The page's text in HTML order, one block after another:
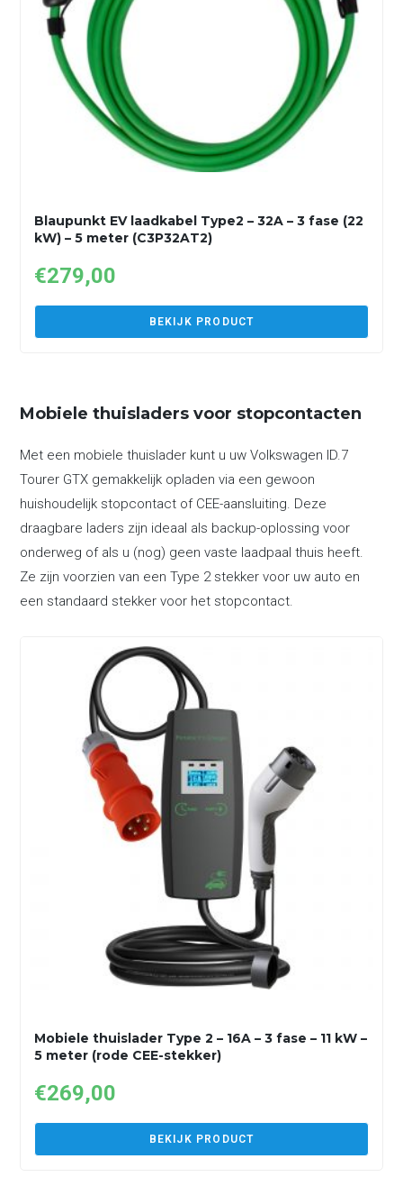
Blaupunkt EV laadkabel Type2 – 32A – 3 fase (22
kW) – 5 meter (C3P32AT2)
€279,00
BEKIJK PRODUCT
Mobiele thuisladers voor stopcontacten
Met een mobiele thuislader kunt u uw Volkswagen ID.7
Tourer GTX gemakkelijk opladen via een gewoon
huishoudelijk stopcontact of CEE-aansluiting. Deze
draagbare laders zijn ideaal als backup-oplossing voor
onderweg of als u (nog) geen vaste laadpaal thuis heeft.
Ze zijn voorzien van een Type 2 stekker voor uw auto en
een standaard stekker voor het stopcontact.
Mobiele thuislader Type 2 – 16A – 3 fase – 11 kW –
5 meter (rode CEE-stekker)
€269,00
BEKIJK PRODUCT